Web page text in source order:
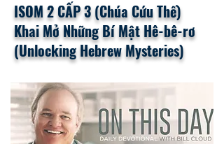
ISOM 2 CẤP 3 (Chúa Cứu Thế)
Khai Mở Những Bí Mật Hê-bê-rơ
(Unlocking Hebrew Mysteries)